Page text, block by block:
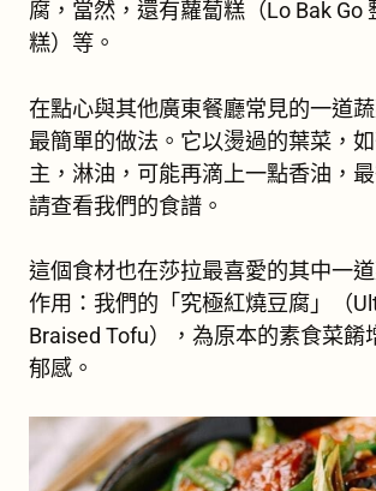
腐，當然，還有蘿蔔糕（Lo Bak Go
糕）等。
在點心與其他廣東餐廳常見的一道
最簡單的做法。它以燙過的葉菜，
主，淋油，可能再滴上一點香油，
請查看我們的食譜。
這個食材也在莎拉最喜愛的其中一
作用：我們的「究極紅燒豆腐」（
Braised Tofu），為原本的素食菜餚
郁感。